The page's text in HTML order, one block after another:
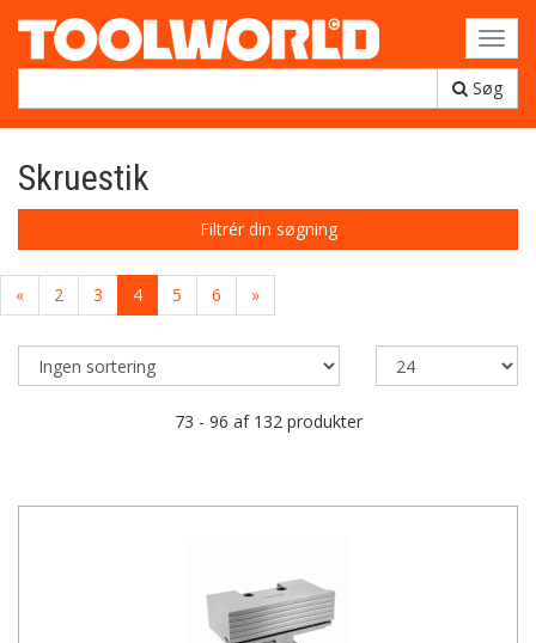
Søg
Skruestik
Filtrér din søgning
« 2 3 4 5 6 »
73 - 96 af 132 produkter